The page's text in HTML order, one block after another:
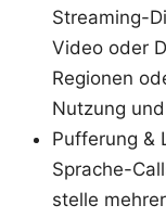
Streaming-
Video oder
Regionen
Nutzung
Pufferung &
Sprache-
stelle